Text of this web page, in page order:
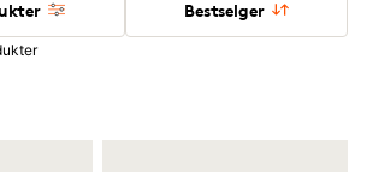
Bestselger